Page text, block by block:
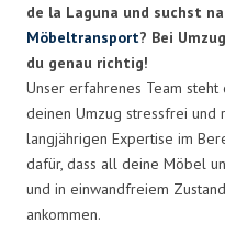
de la Laguna und suchst
Möbeltransport? Bei
du genau richtig!
Unser erfahrenes Team steht
deinen Umzug stressfrei und
langjährigen Expertise im
dafür, dass all deine Möbel
und in einwandfreiem
ankommen.